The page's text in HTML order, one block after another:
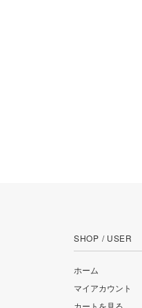
SHOP / USER
ホーム
マイアカウント
カートを見る